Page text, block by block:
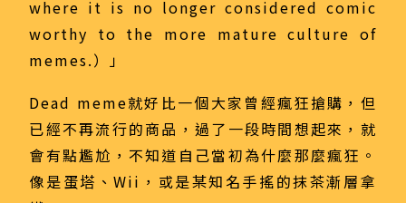
where it is no longer considered comic
worthy to the more mature culture of
memes.）」
Dead meme就好比一個大家曾經瘋狂搶購，但
已經不再流行的商品，過了一段時間想起來，就
會有點尷尬，不知道自己當初為什麼那麼瘋狂。
像是蛋塔、Wii，或是某知名手搖的抹茶漸層拿